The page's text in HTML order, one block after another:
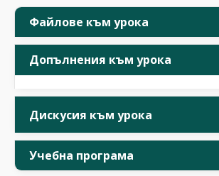
Файлове към урока
Допълнения към урока
Дискусия към урока
Учебна програма